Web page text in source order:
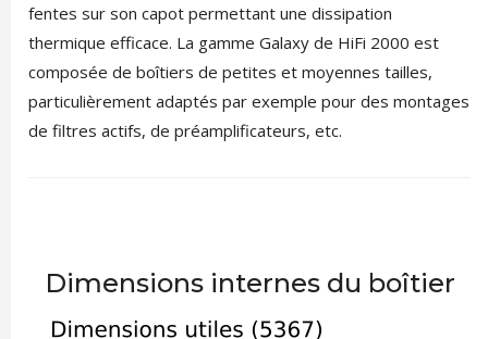
fentes sur son capot permettant une dissipation
thermique efficace. La gamme Galaxy de HiFi 2000 est
composée de boîtiers de petites et moyennes tailles,
particulièrement adaptés par exemple pour des montages
de filtres actifs, de préamplificateurs, etc.
Dimensions internes du boîtier